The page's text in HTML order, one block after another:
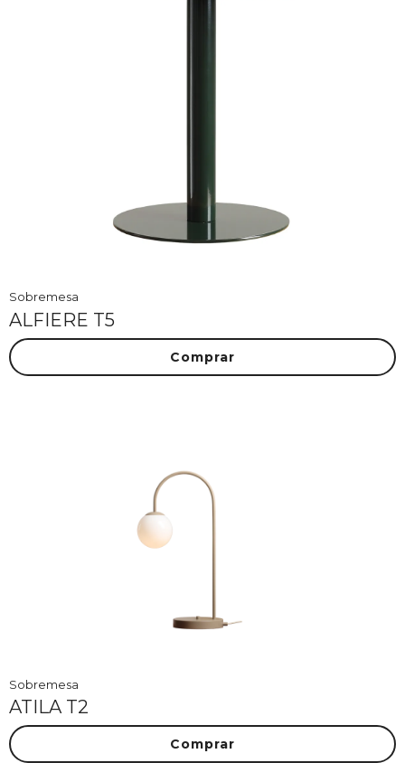
Sobremesa
ALFIERE T5
Comprar
Sobremesa
ATILA T2
Comprar